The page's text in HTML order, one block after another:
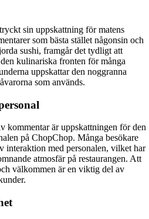
sin uppskattning för matens
som bästa stället någonsin och
sushi, framgår det tydligt att
kulinariska fronten för många
uppskattar den noggranna
som används.
kommentar är uppskattningen för den
på ChopChop. Många besökare
interaktion med personalen, vilket har
atmosfär på restaurangen. Att
välkommen är en viktig del av